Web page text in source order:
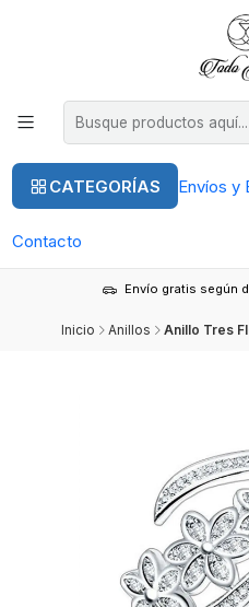
CATEGORÍAS Envíos y
Contacto
Envío gratis según
Inicio Anillos Anillo Tres